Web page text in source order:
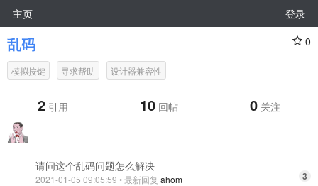
主页 登录
乱码 0
模拟按键 寻求帮助 设计器兼容性
2 引用 10 回帖 0 关注
请问这个乱码问题怎么解决
2021-01-05 09:05:59 • 最新回复 ahom 3